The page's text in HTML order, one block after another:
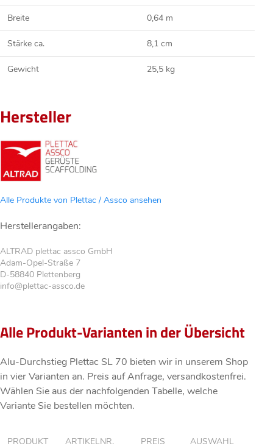
Breite 0,64 m
Stärke ca. 8,1 cm
Gewicht 25,5 kg
Hersteller
Alle Produkte von Plettac / Assco ansehen
Herstellerangaben:
ALTRAD plettac assco GmbH
Adam-Opel-Straße 7
D-58840 Plettenberg
info@plettac-assco.de
Alle Produkt-Varianten in der Übersicht
Alu-Durchstieg Plettac SL 70 bieten wir in unserem Shop
in vier Varianten an. Preis auf Anfrage, versandkostenfrei.
Wählen Sie aus der nachfolgenden Tabelle, welche
Variante Sie bestellen möchten.
PRODUKT ARTIKELNR. PREIS AUSWAHL